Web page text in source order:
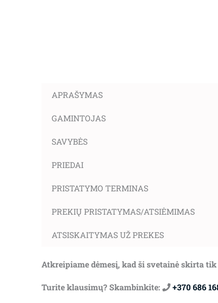
APRAŠYMAS
GAMINTOJAS
SAVYBĖS
PRIEDAI
PRISTATYMO TERMINAS
PREKIŲ PRISTATYMAS/ATSIĖMIMAS
ATSISKAITYMAS UŽ PREKES
Atkreipiame dėmesį, kad ši svetainė skirta
Turite klausimų? Skambinkite: +370 686